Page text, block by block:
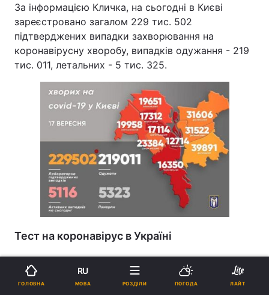
За інформацією Кличка, на сьогодні в Києві
зареєстровано загалом 229 тис. 502
підтверджених випадки захворювання на
коронавірусну хворобу, випадків одужання - 219
тис. 011, летальних - 5 тис. 325.
Тест на коронавірус в Україні
За добу в Україні протестували методом ПЛР -
35 171 особа, методом ІФА - 8 230 осіб, експрес-
ГОЛОВНА
RU
МОВА РОЗДІЛИ ПОГОДА ЛАЙТ